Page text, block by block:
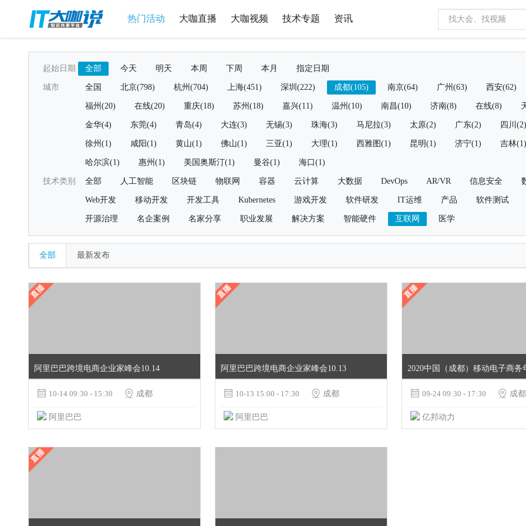
热门活动 大咖直播 大咖视频 技术专题 资讯
起始日期 全部 今天 明天 本周 下周 本月 指定日期
城市 全国 北京(798) 杭州(704) 上海(451) 深圳(222) 成都(105) 南京(64) 广州(63) 西安(62)
福州(20) 在线(20) 重庆(18) 苏州(18) 嘉兴(11) 温州(10) 南昌(10) 济南(8) 在线(8)
金华(4) 东莞(4) 青岛(4) 大连(3) 无锡(3) 珠海(3) 马尼拉(3) 太原(2) 广东(2) 四川(2)
徐州(1) 咸阳(1) 黄山(1) 佛山(1) 三亚(1) 大理(1) 西雅图(1) 昆明(1) 济宁(1) 吉林(1)
哈尔滨(1) 惠州(1) 美国奥斯汀(1) 曼谷(1) 海口(1)
技术类别 全部 人工智能 区块链 物联网 容器 云计算 大数据 DevOps AR/VR 信息安全
Web开发 移动开发 开发工具 Kubernetes 游戏开发 软件研发 IT运维 产品 软件测试
开源治理 名企案例 名家分享 职业发展 解决方案 智能硬件 互联网 医学
全部 最新发布
阿里巴巴跨境电商企业家峰会10.14
 10-14 09:30 - 15:30  成都
阿里巴巴
阿里巴巴跨境电商企业家峰会10.13
 10-13 15:00 - 17:30  成都
阿里巴巴
2020中国（成都）移动电子商务
 09-24 09:30 - 17:30  成都
亿邦动力